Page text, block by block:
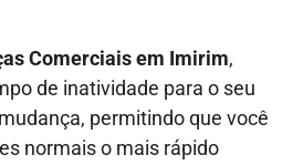
Comerciais em Imirim,
de inatividade para o seu
permitindo que você
normais o mais rápido